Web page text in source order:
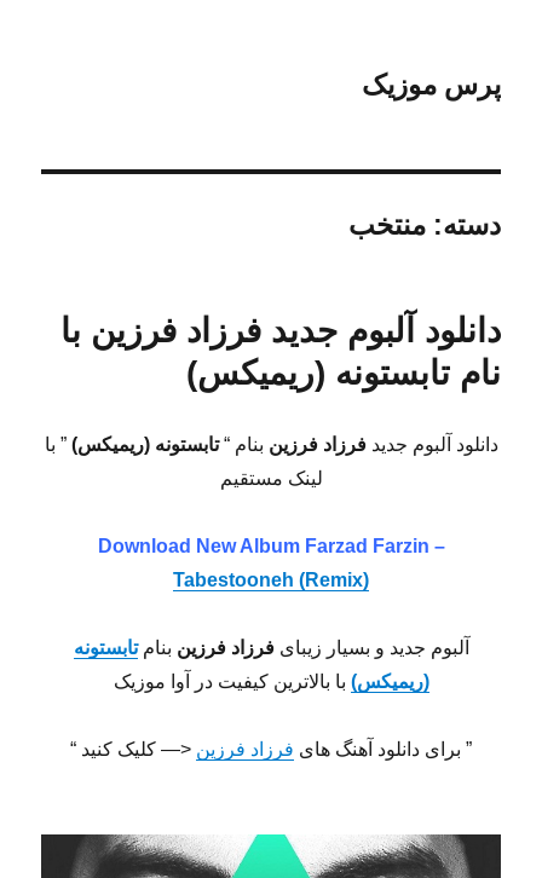
پرس موزیک
دسته:منتخب
دانلود آلبوم جدید فرزاد فرزین با
نام تابستونه (ریمیکس)
دانلود آلبوم جدید فرزاد فرزین بنام “تابستونه (ریمیکس)” با
لینک مستقیم
Download New Album Farzad Farzin –
Tabestooneh (Remix)
آلبوم جدید و بسیار زیبایفرزاد فرزین بنامتابستونه
(ریمیکس) با بالاترین کیفیت در آوا موزیک
” برای دانلود آهنگ های فرزاد فرزین <— کلیک کنید “